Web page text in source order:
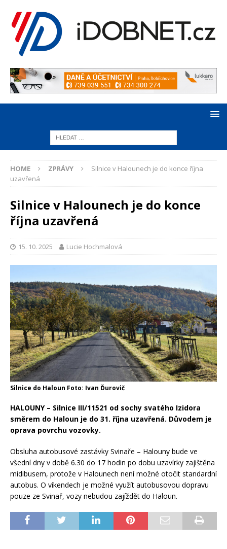
HOME ZPRÁVY
Silnice v Halounech je do konce října
uzavřená
Silnice v Halounech je do konce
října uzavřená
15. 10. 2025 Lucie Hochmalová
Silnice do Haloun Foto: Ivan Ďurovič
HALOUNY – Silnice III/11521 od sochy svatého Izidora
směrem do Haloun je do 31. října uzavřená. Důvodem je
oprava povrchu vozovky.
Obsluha autobusové zastávky Svinaře – Halouny bude ve
všední dny v době 6.30 do 17 hodin po dobu uzavírky zajištěna
midibusem, protože v Halounech není možné otočit standardní
autobus. O víkendech je možné využít autobusovou dopravu
pouze ze Svinař, vozy nebudou zajíždět do Haloun.